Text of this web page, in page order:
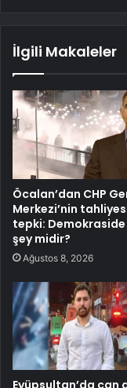
İlgili Makaleler
Öcalan’dan CHP
Merkezi’nin
tepki:
şey midir?
Ağustos 8, 2026